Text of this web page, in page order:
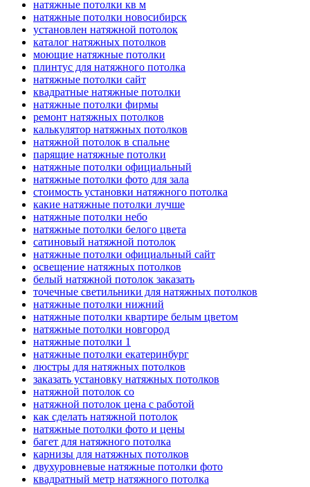
натяжные потолки кв м
натяжные потолки новосибирск
установлен натяжной потолок
каталог натяжных потолков
моющие натяжные потолки
плинтус для натяжного потолка
натяжные потолки сайт
квадратные натяжные потолки
натяжные потолки фирмы
ремонт натяжных потолков
калькулятор натяжных потолков
натяжной потолок в спальне
парящие натяжные потолки
натяжные потолки официальный
натяжные потолки фото для зала
стоимость установки натяжного потолка
какие натяжные потолки лучше
натяжные потолки небо
натяжные потолки белого цвета
сатиновый натяжной потолок
натяжные потолки официальный сайт
освещение натяжных потолков
белый натяжной потолок заказать
точечные светильники для натяжных потолков
натяжные потолки нижний
натяжные потолки квартире белым цветом
натяжные потолки новгород
натяжные потолки 1
натяжные потолки екатеринбург
люстры для натяжных потолков
заказать установку натяжных потолков
натяжной потолок со
натяжной потолок цена с работой
как сделать натяжной потолок
натяжные потолки фото и цены
багет для натяжного потолка
карнизы для натяжных потолков
двухуровневые натяжные потолки фото
квадратный метр натяжного потолка